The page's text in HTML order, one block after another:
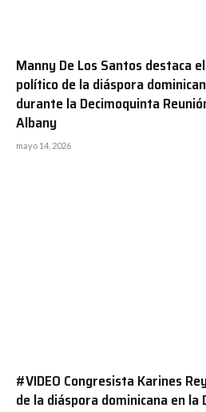
Manny De Los Santos destaca
político de la diáspora
durante la Decimoquinta
Albany
mayo 14, 2026
#VIDEO Congresista Karines
de la diáspora dominicana en la